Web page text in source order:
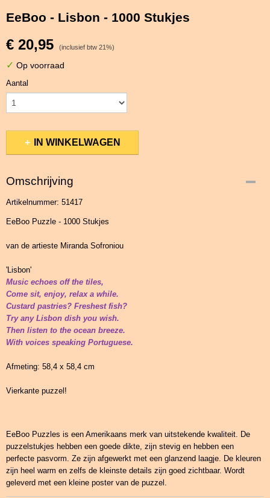
EeBoo - Lisbon - 1000 Stukjes
€ 20,95 (inclusief btw 21%)
✓ Op voorraad
Aantal
IN WINKELWAGEN
Omschrijving
Artikelnummer: 51417
EeBoo Puzzle - 1000 Stukjes
van de artieste Miranda Sofroniou
'Lisbon'
Music echoes off the tiles,
Come sit, enjoy, relax a while.
Custard pastries? Freshest fish?
Try any Lisbon dish you wish.
Then listen to the ocean breeze.
With voices speaking Portuguese.
Afmeting: 58,4 x 58,4 cm
Vierkante puzzel!
EeBoo Puzzles is een Amerikaans merk van uitstekende kwaliteit. De
puzzelstukjes hebben een goede dikte, zijn stevig en hebben een
perfecte pasvorm. Ze zijn afgewerkt met een glanzend laagje. De kleuren
zijn heel warm en zelfs de kleinste details zijn goed zichtbaar. Wordt
geleverd met een kleine poster van de puzzel.